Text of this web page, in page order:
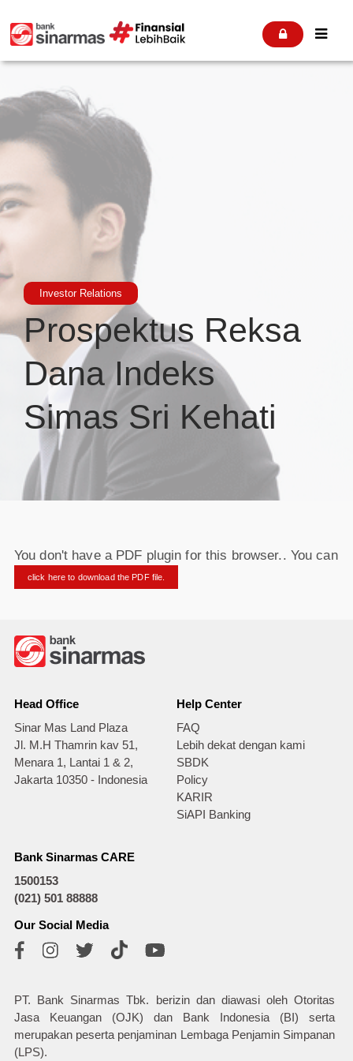
 
Investor Relations
Prospektus Reksa
Dana Indeks
Simas Sri Kehati
You don't have a PDF plugin for this browser.. You can
click here to download the PDF file.
Head Office
Sinar Mas Land Plaza
Jl. M.H Thamrin kav 51,
Menara 1, Lantai 1 & 2,
Jakarta 10350 - Indonesia
Help Center
FAQ
Lebih dekat dengan kami
SBDK
Policy
KARIR
SiAPI Banking
Bank Sinarmas CARE
1500153
(021) 501 88888
Our Social Media
PT. Bank Sinarmas Tbk. berizin dan diawasi oleh Otoritas
Jasa Keuangan (OJK) dan Bank Indonesia (BI) serta
merupakan peserta penjaminan Lembaga Penjamin Simpanan
(LPS).